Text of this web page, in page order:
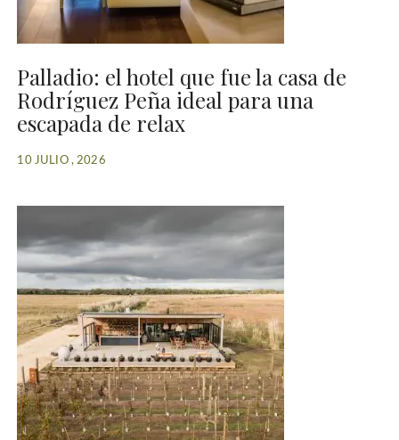
Palladio: el hotel que fue la casa de
Rodríguez Peña ideal para una
escapada de relax
10 JULIO , 2026